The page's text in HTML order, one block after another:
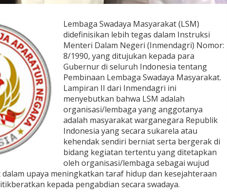
Lembaga Swadaya Masyarakat (LSM)
didefinisikan lebih tegas dalam Instruksi
Menteri Dalam Negeri (Inmendagri) Nomor:
8/1990, yang ditujukan kepada para
Gubernur di seluruh Indonesia tentang
Pembinaan Lembaga Swadaya Masyarakat.
Lampiran II dari Inmendagri ini
menyebutkan bahwa LSM adalah
organisasi/lembaga yang anggotanya
adalah masyarakat warganegara Republik
Indonesia yang secara sukarela atau
kehendak sendiri berniat serta bergerak di
bidang kegiatan tertentu yang ditetapkan
oleh organisasi/lembaga sebagai wujud
upaya meningkatkan taraf hidup dan kesejahteraan
kepada pengabdian secara swadaya.